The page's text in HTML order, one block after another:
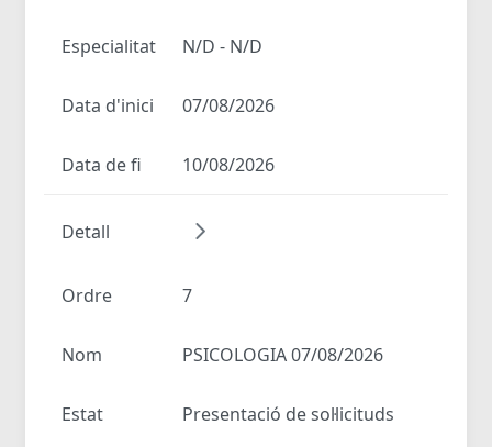
Especialitat N/D - N/D
Data d'inici 07/08/2026
Data de fi 10/08/2026
Detall
Ordre 7
Nom PSICOLOGIA 07/08/2026
Estat Presentació de sol·licituds